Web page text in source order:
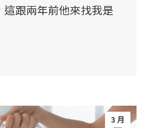
跟兩年前他來找我是
3 月